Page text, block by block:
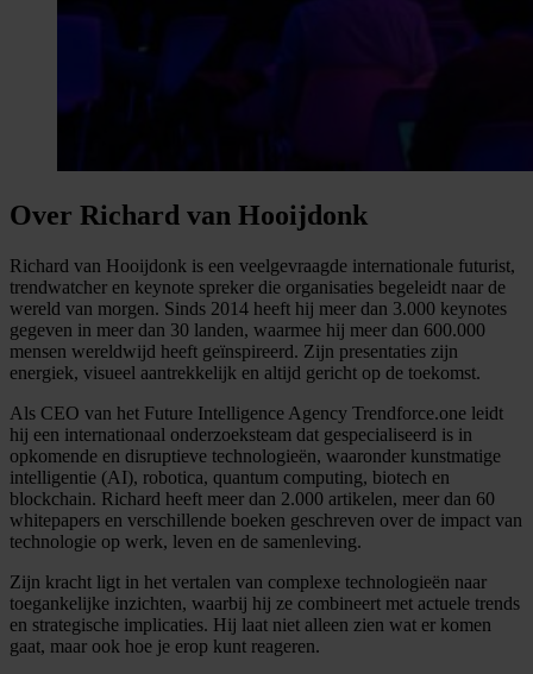
Over Richard van Hooijdonk
Richard van Hooijdonk is een veelgevraagde internationale futurist,
trendwatcher en keynote spreker die organisaties begeleidt naar de
wereld van morgen. Sinds 2014 heeft hij meer dan 3.000 keynotes
gegeven in meer dan 30 landen, waarmee hij meer dan 600.000
mensen wereldwijd heeft geïnspireerd. Zijn presentaties zijn
energiek, visueel aantrekkelijk en altijd gericht op de toekomst.
Als CEO van het Future Intelligence Agency Trendforce.one leidt
hij een internationaal onderzoeksteam dat gespecialiseerd is in
opkomende en disruptieve technologieën, waaronder kunstmatige
intelligentie (AI), robotica, quantum computing, biotech en
blockchain. Richard heeft meer dan 2.000 artikelen, meer dan 60
whitepapers en verschillende boeken geschreven over de impact van
technologie op werk, leven en de samenleving.
Zijn kracht ligt in het vertalen van complexe technologieën naar
toegankelijke inzichten, waarbij hij ze combineert met actuele trends
en strategische implicaties. Hij laat niet alleen zien wat er komen
gaat, maar ook hoe je erop kunt reageren.